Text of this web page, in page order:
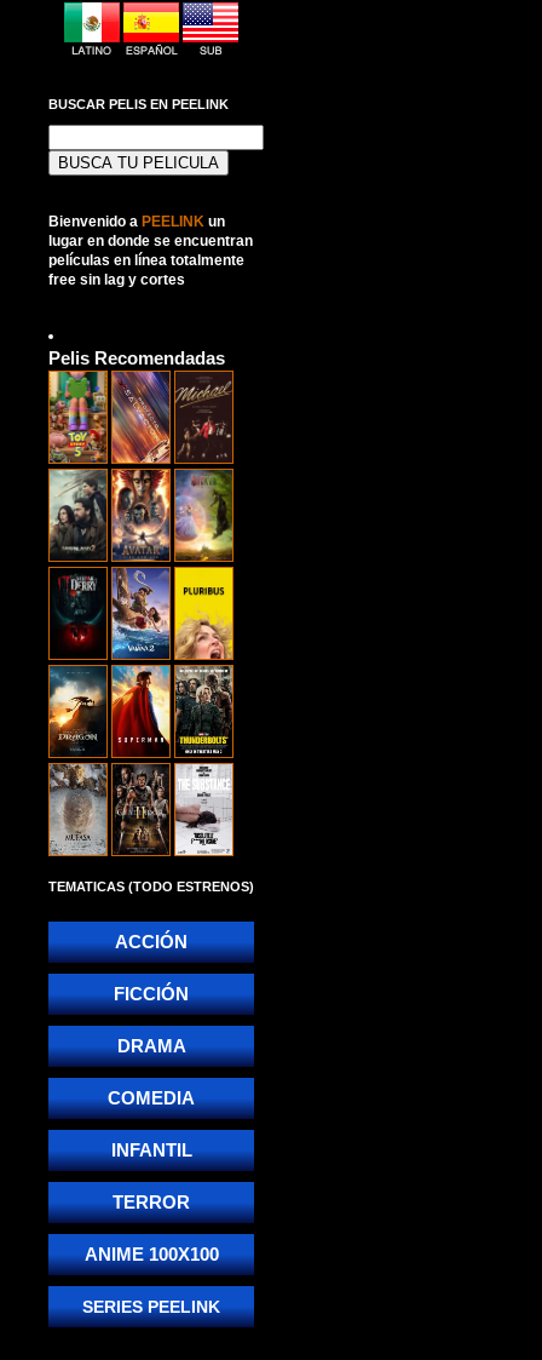
BUSCAR PELIS EN PEELINK
Bienvenido a PEELINK un
lugar en donde se encuentran
películas en línea totalmente
free sin lag y cortes
Pelis Recomendadas
TEMATICAS (TODO ESTRENOS)
ACCIÓN
FICCIÓN
DRAMA
COMEDIA
INFANTIL
TERROR
ANIME 100X100
SERIES PEELINK